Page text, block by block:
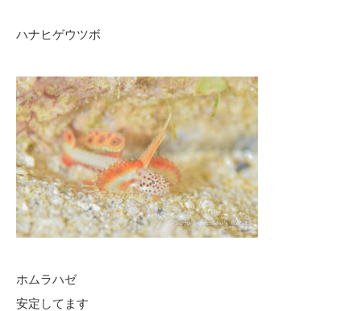
ハナヒゲウツボ
ホムラハゼ
安定してます